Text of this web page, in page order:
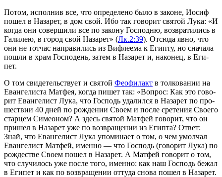
По­том, ис­пол­нив все, что опре­де­ле­но бы­ло в за­коне, Иосиф
по­шел в На­за­рет, в дом свой. Ибо так го­во­рит свя­той Лу­ка: «И
ко­гда они со­вер­ши­ли все по за­ко­ну Гос­под­ню, воз­вра­ти­лись в
Га­ли­лею, в го­род свой На­за­рет» (Лк.2:39). От­сю­да яв­но, что
они не тот­час на­пра­ви­лись из Виф­ле­е­ма к Егип­ту, но сна­ча­ла
по­шли в храм Гос­по­день, за­тем в На­за­рет и, на­ко­нец, в Еги­
пет.
О том сви­де­тель­ству­ет и свя­той Фе­о­фи­лакт в тол­ко­ва­нии на
Еван­ге­ли­ста Мат­фея, ко­гда пи­шет так: «Во­прос: Как это го­во­
рит Еван­ге­лист Лу­ка, что Гос­подь уда­лил­ся в На­за­рет по про­
ше­ствии 40 дней по рож­де­нии Сво­ем и по­сле сре­те­ния Сво­е­го
стар­цем Си­мео­ном? А здесь свя­той Мат­фей го­во­рит, что он
при­шел в На­за­рет уже по воз­вра­ще­нии из Егип­та? От­вет:
Знай, что Еван­ге­лист Лу­ка упо­ми­на­ет о том, о чем умол­чал
Еван­ге­лист Мат­фей, имен­но — что Гос­подь (го­во­рит Лу­ка) по
рож­де­стве Сво­ем по­шел в На­за­рет. А Мат­фей го­во­рит о том,
что слу­чи­лось уже по­сле то­го, имен­но: как наш Гос­подь бе­жал
в Еги­пет и как по воз­вра­ще­нии от­ту­да сно­ва по­шел в На­за­рет.